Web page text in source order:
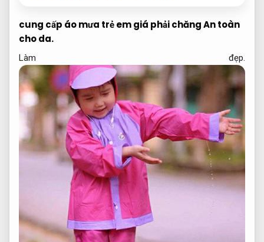
cung cấp áo mưa trẻ em giá phải chăngAn toàn
cho da.
Làm đẹp.